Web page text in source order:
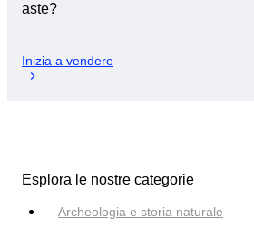
aste?
Inizia a vendere
Esplora le nostre categorie
Archeologia e storia naturale